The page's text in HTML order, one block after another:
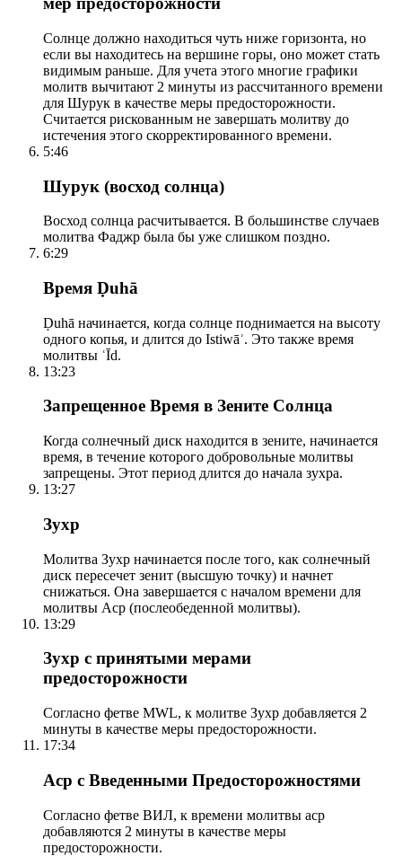
Солнце должно находиться чуть ниже горизонта, но
если вы находитесь на вершине горы, оно может стать
видимым раньше. Для учета этого многие графики
молитв вычитают 2 минуты из рассчитанного времени
для Шурук в качестве меры предосторожности.
Считается рискованным не завершать молитву до
истечения этого скорректированного времени.
5:46
Шурук (восход солнца)
Восход солнца расчитывается. В большинстве случаев
молитва Фаджр была бы уже слишком поздно.
6:29
Время Ḍuhā
Ḍuhā начинается, когда солнце поднимается на высоту
одного копья, и длится до Istiwāʾ. Это также время
молитвы ʿĪd.
13:23
Запрещенное Время в Зените Солнца
Когда солнечный диск находится в зените, начинается
время, в течение которого добровольные молитвы
запрещены. Этот период длится до начала зухра.
13:27
Зухр
Молитва Зухр начинается после того, как солнечный
диск пересечет зенит (высшую точку) и начнет
снижаться. Она завершается с началом времени для
молитвы Аср (послеобеденной молитвы).
13:29
Зухр с принятыми мерами
предосторожности
Согласно фетве MWL, к молитве Зухр добавляется 2
минуты в качестве меры предосторожности.
17:34
Аср с Введенными Предосторожностями
Согласно фетве ВИЛ, к времени молитвы аср
добавляются 2 минуты в качестве меры
предосторожности.